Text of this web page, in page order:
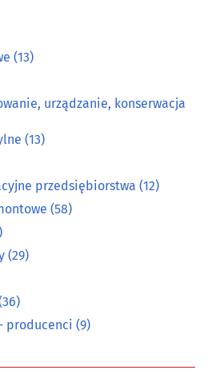
(37)
(33)
budynków
(13)
urządzanie, konserwacja
(13)
przedsiębiorstwa (12)
(58)
(29)
producenci (9)